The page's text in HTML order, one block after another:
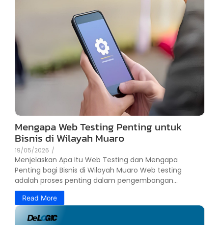
Mengapa Web Testing Penting untuk
Bisnis di Wilayah Muaro
19/05/2026 /
Menjelaskan Apa Itu Web Testing dan Mengapa
Penting bagi Bisnis di Wilayah Muaro Web testing
adalah proses penting dalam pengembangan...
Read More